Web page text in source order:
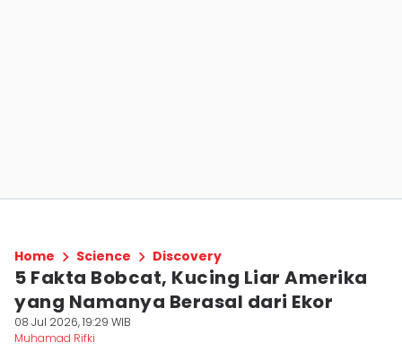
Home Science Discovery
5 Fakta Bobcat, Kucing Liar Amerika
yang Namanya Berasal dari Ekor
08 Jul 2026, 19:29 WIB
Muhamad Rifki